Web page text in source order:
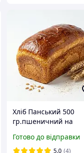
Хліб Панський 500
гр.пшеничний на
формовий білий хліб з
пружним м'якушем,
Готово до відправки
5.0 (4)